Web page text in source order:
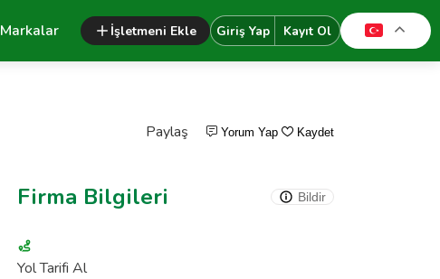
Markalar İşletmeni Ekle Giriş Yap Kayıt Ol
Firma Bilgileri Bildir
Yol Tarifi Al
Paylaş Yorum Yap Kaydet